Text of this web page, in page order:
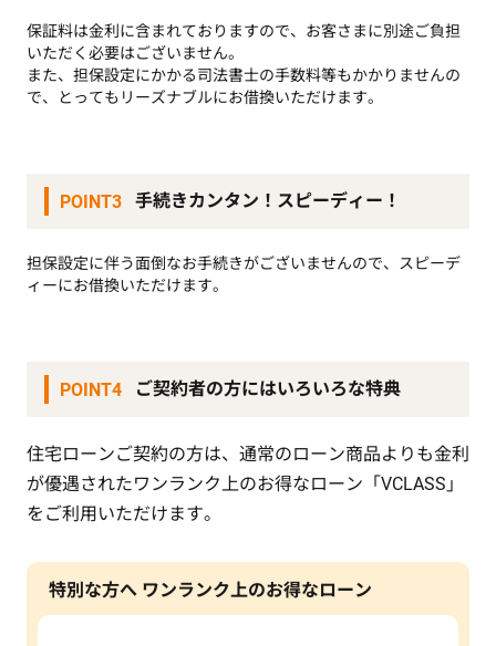
保証料は金利に含まれておりますので、お客さまに別途ご負担
いただく必要はございません。
また、担保設定にかかる司法書士の手数料等もかかりませんの
で、とってもリーズナブルにお借換いただけます。
POINT3 手続きカンタン！スピーディー！
担保設定に伴う面倒なお手続きがございませんので、スピーデ
ィーにお借換いただけます。
POINT4 ご契約者の方にはいろいろな特典
住宅ローンご契約の方は、通常のローン商品よりも金利
が優遇されたワンランク上のお得なローン「VCLASS」
をご利用いただけます。
特別な方へ ワンランク上のお得なローン